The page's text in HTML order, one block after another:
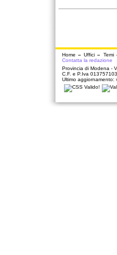
Home Uffici Temi
Contatta la redazione
Provincia di Modena -
C.F. e P.Iva
Ultimo aggiornamento: